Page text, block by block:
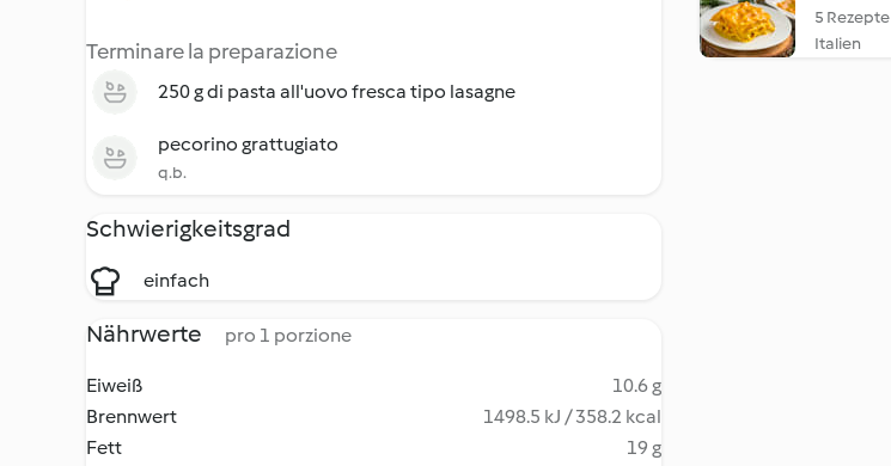
Terminare la preparazione
250 g di pasta all'uovo fresca tipo lasagne
pecorino grattugiato
q.b.
Schwierigkeitsgrad
einfach
Nährwerte pro 1 porzione
Eiweiß
10.6 g
Brennwert
1498.5 kJ / 358.2 kcal
Fett
19 g
5 Rezepte
Italien